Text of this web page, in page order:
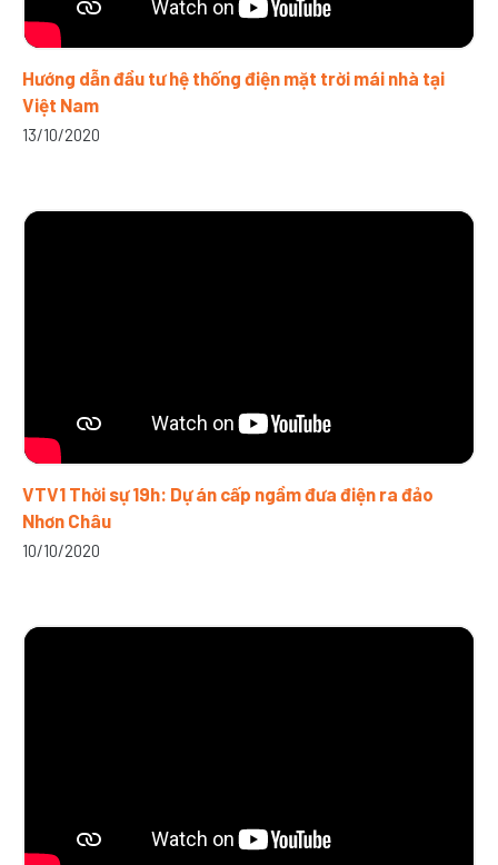
Hướng dẫn đầu tư hệ thống điện mặt trời mái nhà tại
Việt Nam
13/10/2020
VTV1 Thời sự 19h: Dự án cấp ngầm đưa điện ra đảo
Nhơn Châu
10/10/2020